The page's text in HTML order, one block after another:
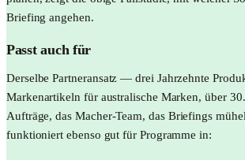
Briefing angehen.
Passt auch für
Derselbe Partneransatz — drei Jahrzehnte
Markenartikeln für australische Marken, über
Aufträge, das Macher-Team, das Briefings
funktioniert ebenso gut für Programme in: